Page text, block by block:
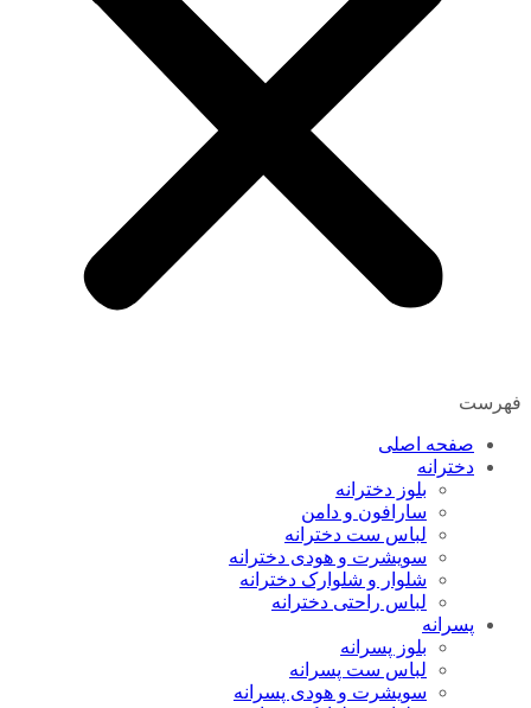
فهرست
صفحه اصلی
دخترانه
بلوز دخترانه
سارافون و دامن
لباس ست دخترانه
سویشرت و هودی دخترانه
شلوار و شلوارک دخترانه
لباس راحتی دخترانه
پسرانه
بلوز پسرانه
لباس ست پسرانه
سویشرت و هودی پسرانه